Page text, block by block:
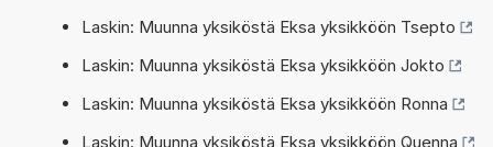
Laskin: Muunna yksiköstä Eksa yksikköön Tsepto
Laskin: Muunna yksiköstä Eksa yksikköön Jokto
Laskin: Muunna yksiköstä Eksa yksikköön Ronna
Laskin: Muunna yksiköstä Eksa yksikköön Quenna